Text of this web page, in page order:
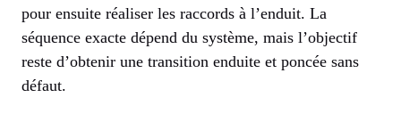
pour ensuite réaliser les raccords à l’enduit. La
séquence exacte dépend du système, mais l’objectif
reste d’obtenir une transition enduite et poncée sans
défaut.